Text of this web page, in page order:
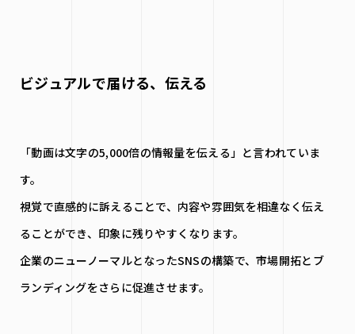
ビジュアルで届ける、伝える
「動画は文字の5,000倍の情報量を伝える」と言われていま
す。
視覚で直感的に訴えることで、内容や雰囲気を相違なく伝え
ることができ、印象に残りやすくなります。
企業のニューノーマルとなったSNSの構築で、市場開拓とブ
ランディングをさらに促進させます。